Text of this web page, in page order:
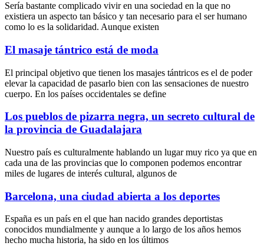
Sería bastante complicado vivir en una sociedad en la que no
existiera un aspecto tan básico y tan necesario para el ser humano
como lo es la solidaridad. Aunque existen
El masaje tántrico está de moda
El principal objetivo que tienen los masajes tántricos es el de poder
elevar la capacidad de pasarlo bien con las sensaciones de nuestro
cuerpo. En los países occidentales se define
Los pueblos de pizarra negra, un secreto cultural de
la provincia de Guadalajara
Nuestro país es culturalmente hablando un lugar muy rico ya que en
cada una de las provincias que lo componen podemos encontrar
miles de lugares de interés cultural, algunos de
Barcelona, una ciudad abierta a los deportes
España es un país en el que han nacido grandes deportistas
conocidos mundialmente y aunque a lo largo de los años hemos
hecho mucha historia, ha sido en los últimos